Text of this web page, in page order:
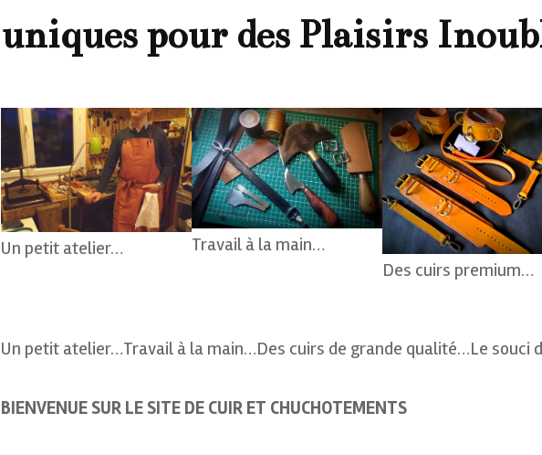
uniques pour des Plaisirs
Un petit atelier…
Travail à la main…
Des cuirs premium…
Un petit atelier…Travail à la main…Des cuirs de grande qualité…Le souci
BIENVENUE SUR LE SITE DE CUIR ET CHUCHOTEMENTS